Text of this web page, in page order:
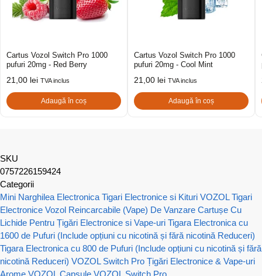
Cartus Vozol Switch Pro 1000
pufuri 20mg - Red Berry
21,00 lei TVA inclus
Adaugă în coș
Cartus Vozol Switch Pro 1000
pufuri 20mg - Cool Mint
21,00 lei TVA inclus
Adaugă în coș
SKU
0757226159424
Categorii
Mini Narghilea Electronica Tigari Electronice si Kituri VOZOL Tigari
Electronice Vozol Reincarcabile (Vape) De Vanzare Cartușe Cu
Lichide Pentru Țigări Electronice si Vape-uri Tigara Electronica cu
1600 de Pufuri (Include opțiuni cu nicotină și fără nicotină Reduceri)
Tigara Electronica cu 800 de Pufuri (Include opțiuni cu nicotină și fără
nicotină Reduceri) VOZOL Switch Pro Țigări Electronice & Vape-uri
Arome VOZOL Capsule VOZOL Switch Pro